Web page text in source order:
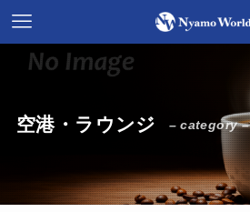
空港・ラウンジ – category –